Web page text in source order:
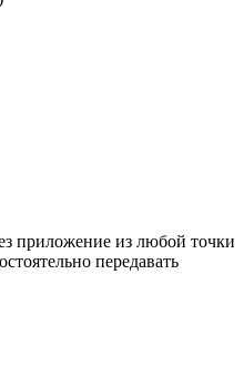
приложение из любой точки
передавать